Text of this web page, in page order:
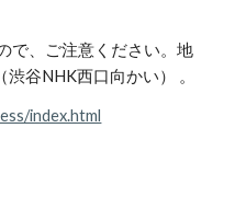
で、ご注意ください。地
谷NHK西口向かい） 。
index.html